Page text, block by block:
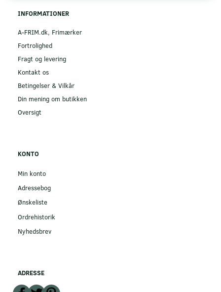
INFORMATIONER
A-FRIM.dk, Frimærker
Fortrolighed
Fragt og levering
Kontakt os
Betingelser & Vilkår
Din mening om butikken
Oversigt
KONTO
Min konto
Adressebog
Ønskeliste
Ordrehistorik
Nyhedsbrev
ADRESSE